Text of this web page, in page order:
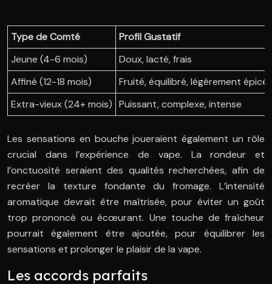
Type de Comté
Profil Gustatif
Jeune (4-6 mois)
Doux, lacté, frais
Affiné (12-18 mois)
Fruité, équilibré, légèrement épicé
Extra-vieux (24+ mois) Puissant, complexe, intense
Les sensations en bouche joueraient également un rôle
crucial dans l’expérience de vape. La rondeur et
l’onctuosité seraient des qualités recherchées, afin de
recréer la texture fondante du fromage. L’intensité
aromatique devrait être maîtrisée, pour éviter un goût
trop prononcé ou écœurant. Une touche de fraîcheur
pourrait également être ajoutée, pour équilibrer les
sensations et prolonger le plaisir de la vape.
Les accords parfaits